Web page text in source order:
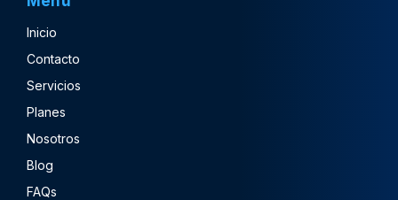
Inicio
Contacto
Servicios
Planes
Nosotros
Blog
FAQs